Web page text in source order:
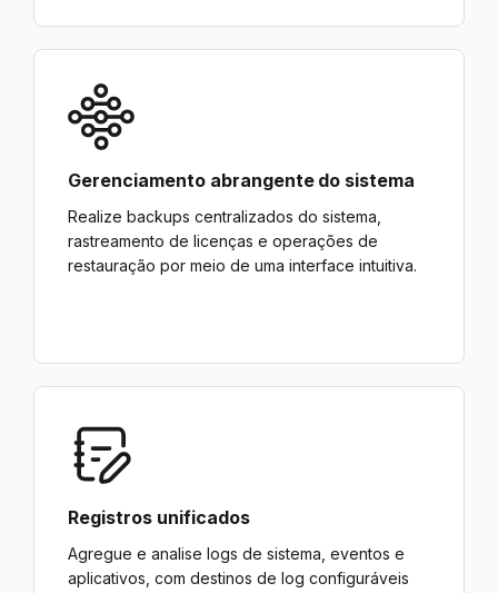
Gerenciamento abrangente do sistema
Realize backups centralizados do sistema,
rastreamento de licenças e operações de
restauração por meio de uma interface intuitiva.
Registros unificados
Agregue e analise logs de sistema, eventos e
aplicativos, com destinos de log configuráveis